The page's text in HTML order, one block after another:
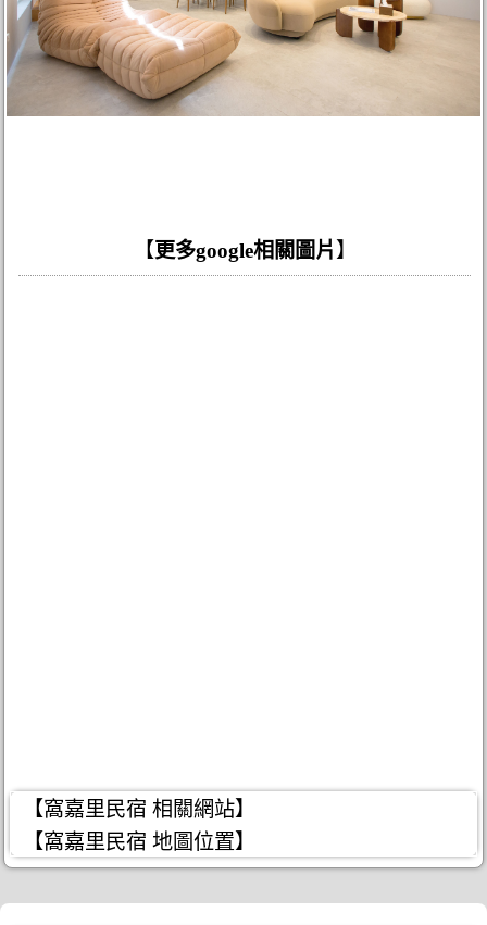
【更多google相關圖片 】
【窩嘉里民宿 相關網站】
【窩嘉里民宿 地圖位置】